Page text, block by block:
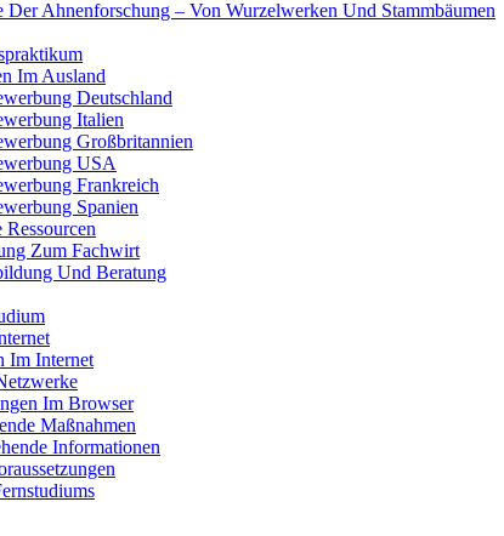
Der Ahnenforschung – Von Wurzelwerken Und Stammbäumen
Im Ausland
Deutschland
Italien
Großbritannien
USA
Frankreich
Spanien
Zum Fachwirt
Und Beratung
Im Internet
Im Browser
Maßnahmen
Informationen